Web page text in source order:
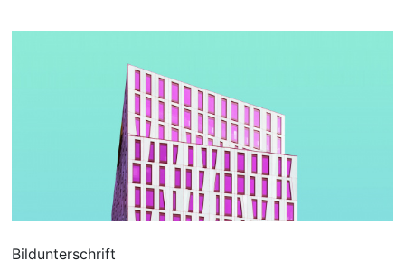
Bildunterschrift